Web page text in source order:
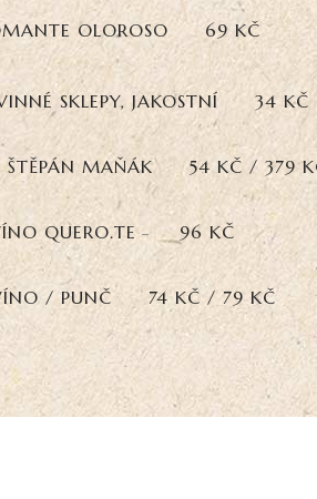
OLOROSO 69 KČ
SKLEPY, JAKOSTNÍ 34 KČ
ŠTĚPÁN MAŇÁK 54 KČ / 379
QUERO.TE 96 KČ
/ PUNČ 74 KČ / 79 KČ